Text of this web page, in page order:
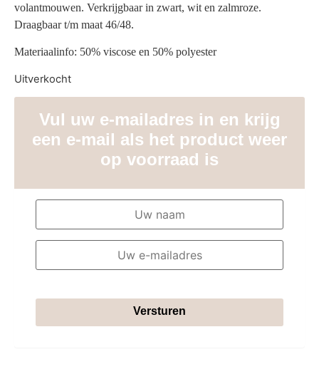
volantmouwen. Verkrijgbaar in zwart, wit en zalmroze.
Draagbaar t/m maat 46/48.
Materiaalinfo: 50% viscose en 50% polyester
Uitverkocht
Vul uw e-mailadres in en krijg
een e-mail als het product weer
op voorraad is
Versturen